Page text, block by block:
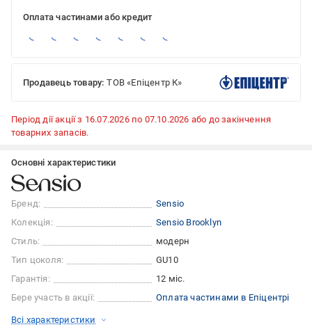
Оплата частинами або кредит
Продавець товару: ТОВ «Епіцентр К»
Період дії акції з 16.07.2026 по 07.10.2026 або до закінчення
товарних запасів.
Основні характеристики
Бренд:
Sensio
Колекція:
Sensio Brooklyn
Стиль:
модерн
Тип цоколя:
GU10
Гарантія:
12 міс.
Бере участь в акції:
Оплата частинами в Епіцентрі
Всі характеристики